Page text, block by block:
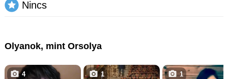
Nincs
Olyanok, mint Orsolya
4 1 1